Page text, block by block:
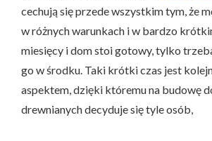
cechują się przede wszystkim tym, że
w różnych warunkach i w bardzo
miesięcy i dom stoi gotowy, tylko
go w środku. Taki krótki czas jest
aspektem, dzięki któremu na budowę
drewnianych decyduje się tyle osób,